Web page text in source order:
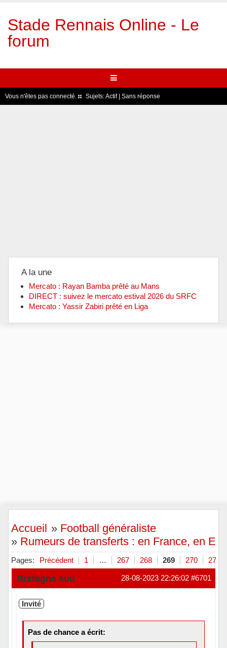
Stade Rennais Online - Le
forum
Vous n'êtes pas connecté. Sujets:Actif| Sans réponse
A la une
Mercato : Rayan Bamba prêté au Mans
DIRECT : suivez le mercato estival 2026 du SRFC
Mercato : Yassir Zabiri prêté en Liga
Accueil » Football généraliste
» Rumeurs de transferts : en France, en
Pages: Précédent 1 … 267 268 269 270 271
#6701
28-08-2023 22:26:02
Bretagne sud
Invité
Pas de chance a écrit: